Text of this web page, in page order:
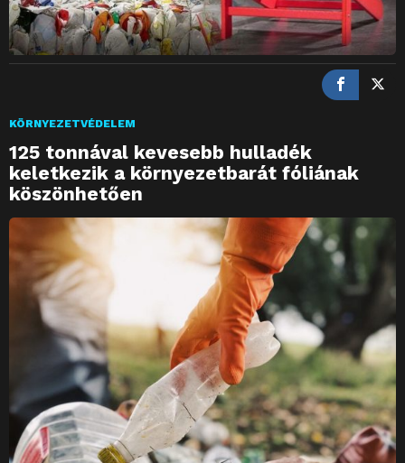
KÖRNYEZETVÉDELEM
125 tonnával kevesebb hulladék
keletkezik a környezetbarát fóliának
köszönhetően